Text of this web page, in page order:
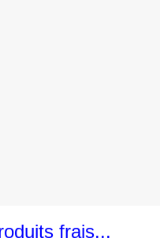
frais...